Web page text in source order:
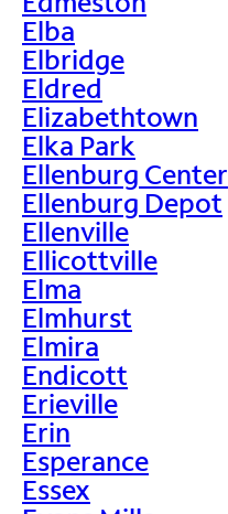
Elba
Elbridge
Eldred
Elizabethtown
Elka Park
Ellenburg Center
Ellenburg Depot
Ellenville
Ellicottville
Elma
Elmhurst
Elmira
Endicott
Erieville
Erin
Esperance
Essex